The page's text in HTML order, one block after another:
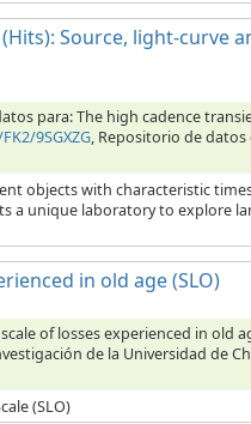
Source, light-curve
para: The high cadence
9SGXZG, Repositorio de
objects with characteristic
a unique laboratory to explore
in old age (SLO)
of losses experienced in old
de la Universidad de
(SLO)